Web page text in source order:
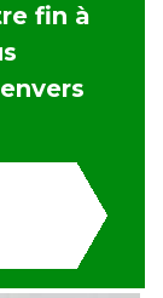
fin à